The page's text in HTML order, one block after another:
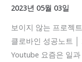
전
2023년 05월 03일
보이지 않는 프로젝
클로바인 성공노트
Youtube 요즘은 일
젝
트
관